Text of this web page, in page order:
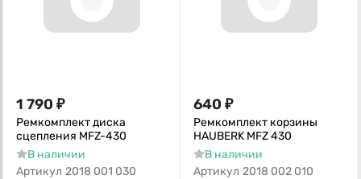
1 790 ₽
Ремкомплект диска
сцепления MFZ-430
В наличии
Артикул 2018 001 030
640 ₽
Ремкомплект корзины
HAUBERK MFZ 430
В наличии
Артикул 2018 002 010